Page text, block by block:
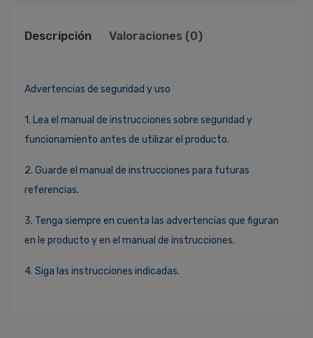
Descripción Valoraciones (0)
Advertencias de seguridad y uso
1. Lea el manual de instrucciones sobre seguridad y
funcionamiento antes de utilizar el producto.
2. Guarde el manual de instrucciones para futuras
referencias.
3. Tenga siempre en cuenta las advertencias que figuran
en le producto y en el manual de instrucciones.
4. Siga las instrucciones indicadas.